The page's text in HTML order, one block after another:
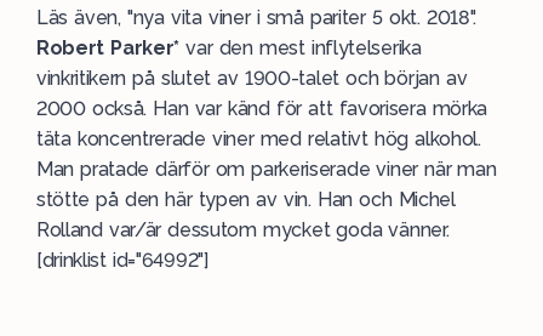
Läs även, "nya vita viner i små pariter 5 okt. 2018".
Robert Parker* var den mest inflytelserika
vinkritikern på slutet av 1900-talet och början av
2000 också. Han var känd för att favorisera mörka
täta koncentrerade viner med relativt hög alkohol.
Man pratade därför om parkeriserade viner när man
stötte på den här typen av vin. Han och Michel
Rolland var/är dessutom mycket goda vänner.
[drinklist id="64992"]